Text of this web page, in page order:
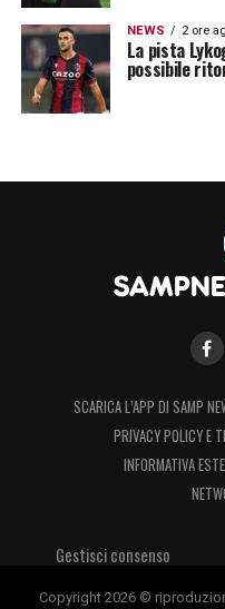
NEWS 2 ore
La pista
possibile
SCARICA L’APP DI SAMP
PRIVACY POLICY E
INFORMATIVA
Gestisci consenso
Copyright 2026 ©